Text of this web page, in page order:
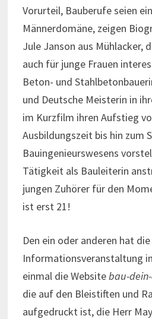
Vorurteil, Bauberufe seien
Männerdomäne, zeigen
Jule Janson aus Mühlacker,
auch für junge Frauen
Beton- und
und Deutsche Meisterin in
im Kurzfilm ihren Aufstieg
Ausbildungszeit bis hin zum
Bauingenieurswesens
Tätigkeit als Bauleiterin
jungen Zuhörer für den
ist erst 21!
Den ein oder anderen hat
Informationsveranstaltung
einmal die Websitebau-
die auf den Bleistiften und
aufgedruckt ist, die Herr